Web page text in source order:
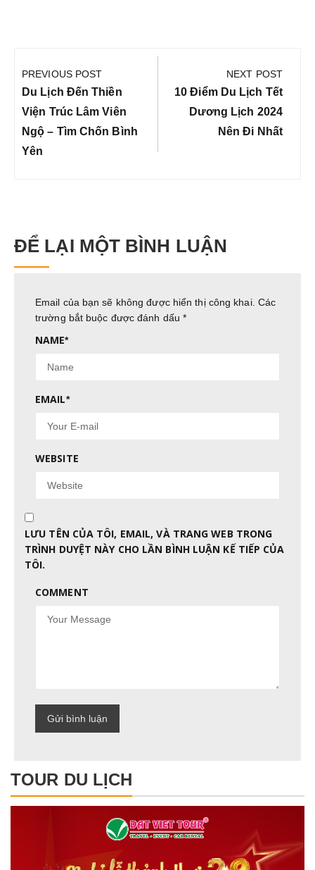
hướng
bài
viết
PREVIOUS POST
Previous
Post:
Du Lịch Đến Thiền
Viện Trúc Lâm Viên
Ngộ – Tìm Chốn Bình
Yên
NEXT POST
Next
Post:
10 Điểm Du Lịch Tết
Dương Lịch 2024
Nên Đi Nhất
ĐỂ LẠI MỘT BÌNH LUẬN
Email của bạn sẽ không được hiển thị công khai. Các
trường bắt buộc được đánh dấu*
NAME*
EMAIL*
WEBSITE
LƯU TÊN CỦA TÔI, EMAIL, VÀ TRANG WEB TRONG
TRÌNH DUYỆT NÀY CHO LẦN BÌNH LUẬN KẾ TIẾP CỦA
TÔI.
COMMENT
TOUR DU LỊCH